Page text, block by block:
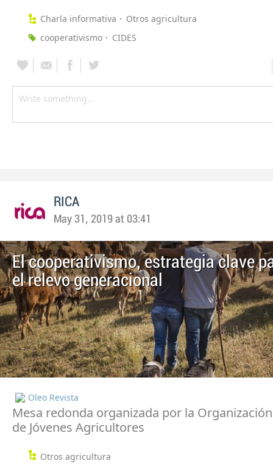
Charla informativa
Otros agricultura
cooperativismo
CIDES
RICA
May 31, 2019 at 03:41
El cooperativismo, estrategia clave
el relevo generacional
Oleo Revista
Mesa redonda organizada por la
de Jóvenes Agricultores
Otros agricultura